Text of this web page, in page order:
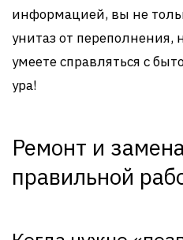
информацией, вы не
унитаз от переполнения,
умеете справляться с
ура!
Ремонт и
правильной